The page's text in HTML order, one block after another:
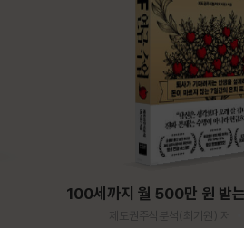
100세까지 월 500만 원 받
제도권주식분석(최기원) 저